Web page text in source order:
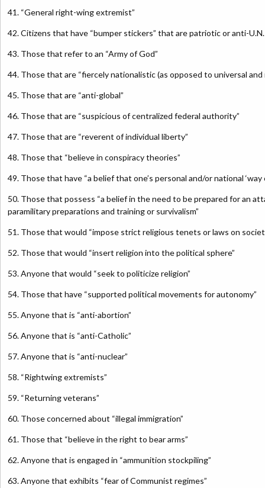
41. “General right-wing extremist”
42. Citizens that have “bumper stickers” that are patriotic or anti-U.N.
43. Those that refer to an “Army of God”
44. Those that are “fiercely nationalistic (as opposed to universal
45. Those that are “anti-global”
46. Those that are “suspicious of centralized federal authority”
47. Those that are “reverent of individual liberty”
48. Those that “believe in conspiracy theories”
49. Those that have “a belief that one’s personal and/or national ‘way
50. Those that possess “a belief in the need to be prepared for an
paramilitary preparations and training or survivalism”
51. Those that would “impose strict religious tenets or laws on
52. Those that would “insert religion into the political sphere”
53. Anyone that would “seek to politicize religion”
54. Those that have “supported political movements for autonomy”
55. Anyone that is “anti-abortion”
56. Anyone that is “anti-Catholic”
57. Anyone that is “anti-nuclear”
58. “Rightwing extremists”
59. “Returning veterans”
60. Those concerned about “illegal immigration”
61. Those that “believe in the right to bear arms”
62. Anyone that is engaged in “ammunition stockpiling”
63. Anyone that exhibits “fear of Communist regimes”